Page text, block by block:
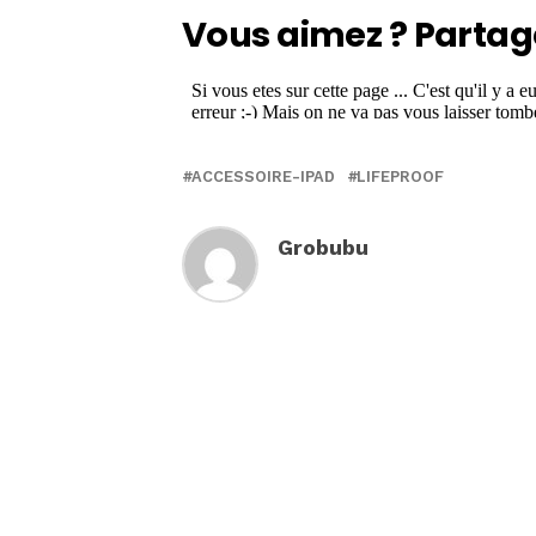
Vous aimez ?
ACCESSOIRE-IPAD LIFEPROOF
Grobubu